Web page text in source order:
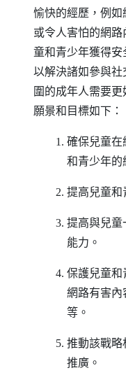
愉快的經歷，例
或令人害怕的網
童和青少年獲得安
以解決諸如參與社
圍的成年人需要
願景和目標如下：
1. 確保兒童在
和青少年的
2. 提高兒童和
3. 提高與兒童
能力。
4. 保護兒童和
網路有害內
等。
5. 推動該戰略
推廣。